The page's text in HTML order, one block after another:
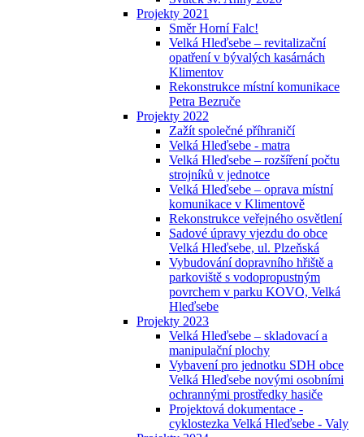
Projekty 2021
Směr Horní Falc!
Velká Hleďsebe – revitalizační
opatření v bývalých kasárnách
Klimentov
Rekonstrukce místní komunikace
Petra Bezruče
Projekty 2022
Zažít společné příhraničí
Velká Hleďsebe - matra
Velká Hleďsebe – rozšíření počtu
strojníků v jednotce
Velká Hleďsebe – oprava místní
komunikace v Klimentově
Rekonstrukce veřejného osvětlení
Sadové úpravy vjezdu do obce
Velká Hleďsebe, ul. Plzeňská
Vybudování dopravního hřiště a
parkoviště s vodopropustným
povrchem v parku KOVO, Velká
Hleďsebe
Projekty 2023
Velká Hleďsebe – skladovací a
manipulační plochy
Vybavení pro jednotku SDH obce
Velká Hleďsebe novými osobními
ochrannými prostředky hasiče
Projektová dokumentace -
cyklostezka Velká Hleďsebe - Valy